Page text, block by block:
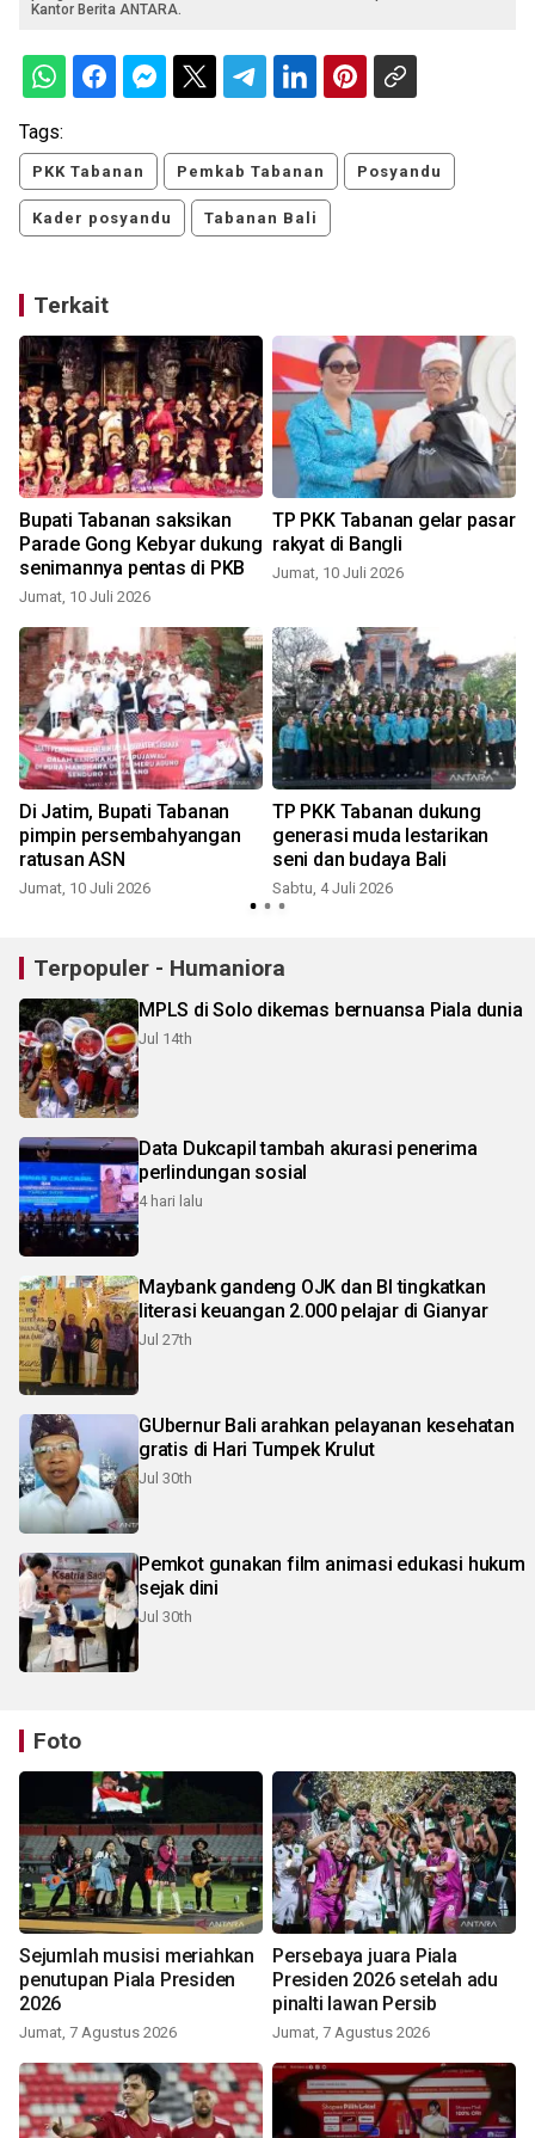
Kantor Berita ANTARA.
Tags:
PKK Tabanan Pemkab Tabanan Posyandu
Kader posyandu Tabanan Bali
Terkait
Bupati Tabanan saksikan
Parade Gong Kebyar dukung
senimannya pentas di PKB
Jumat, 10 Juli 2026
TP PKK Tabanan gelar pasar
rakyat di Bangli
Jumat, 10 Juli 2026
Di Jatim, Bupati Tabanan
pimpin persembahyangan
ratusan ASN
Jumat, 10 Juli 2026
TP PKK Tabanan dukung
generasi muda lestarikan
seni dan budaya Bali
Sabtu, 4 Juli 2026
Terpopuler - Humaniora
MPLS di Solo dikemas bernuansa Piala dunia
Jul 14th
Data Dukcapil tambah akurasi penerima
perlindungan sosial
4 hari lalu
Maybank gandeng OJK dan BI tingkatkan
literasi keuangan 2.000 pelajar di Gianyar
Jul 27th
GUbernur Bali arahkan pelayanan kesehatan
gratis di Hari Tumpek Krulut
Jul 30th
Pemkot gunakan film animasi edukasi hukum
sejak dini
Jul 30th
Foto
Sejumlah musisi meriahkan
penutupan Piala Presiden
2026
Jumat, 7 Agustus 2026
Persebaya juara Piala
Presiden 2026 setelah adu
pinalti lawan Persib
Jumat, 7 Agustus 2026